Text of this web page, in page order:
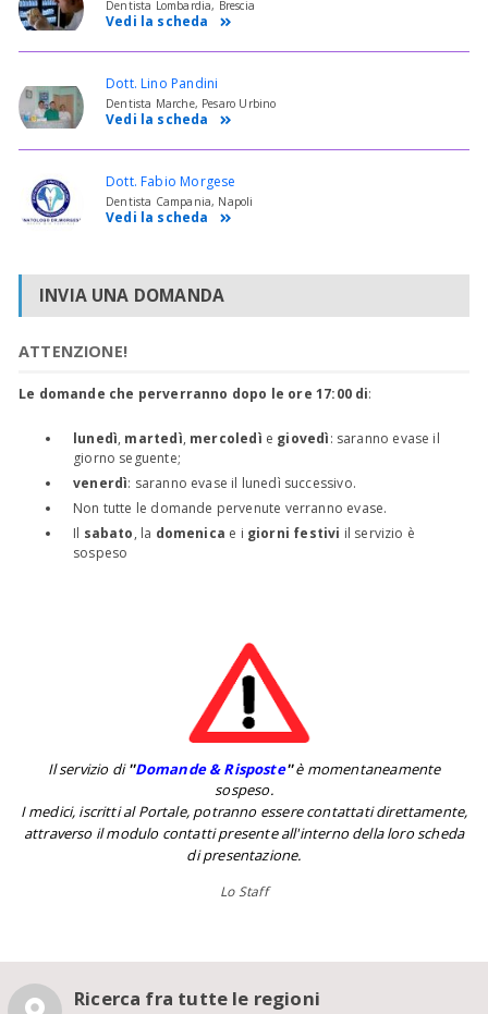
Dentista Lombardia, Brescia
Vedi la scheda
Dott. Lino Pandini
Dentista Marche, Pesaro Urbino
Vedi la scheda
Dott. Fabio Morgese
Dentista Campania, Napoli
Vedi la scheda
INVIA UNA DOMANDA
ATTENZIONE!
Le domande che perverranno dopo le ore 17:00 di:
lunedì, martedì, mercoledì e giovedì: saranno evase il
giorno seguente;
venerdì: saranno evase il lunedì successivo.
Non tutte le domande pervenute verranno evase.
Il sabato, la domenica e i giorni festivi il servizio è
sospeso
Il servizio di''Domande & Risposte''è momentaneamente
sospeso.
I medici, iscritti al Portale, potranno essere contattati direttamente,
attraverso il modulo contatti presente all'interno della loro scheda
di presentazione.
Lo Staff
Ricerca fra tutte le regioni